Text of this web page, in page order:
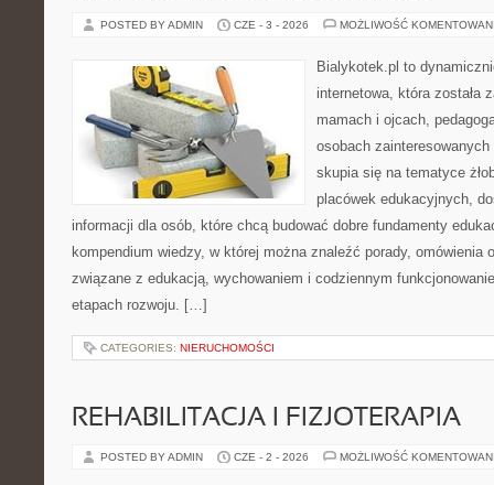
POSTED BY ADMIN CZE - 3 - 2026 MOŻLIWOŚĆ
Bialykotek.pl to
internetowa, która została
mamach i ojcach,
osobach
skupia się na tematyce
placówek edukacyjnych,
informacji dla osób, które chcą budować dobre fundamenty
kompendium wiedzy, w której można znaleźć porady, omówienia
związane z edukacją, wychowaniem i codziennym
etapach rozwoju. […]
CATEGORIES: NIERUCHOMOŚCI
REHABILITACJA I FIZJOTERAPIA
POSTED BY ADMIN CZE - 2 - 2026 MOŻLIWOŚĆ